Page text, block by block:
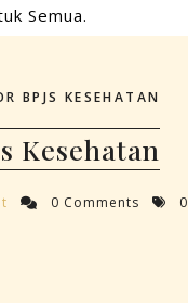
Semua.
BPJS KESEHATAN
Kesehatan
0 Comments
0